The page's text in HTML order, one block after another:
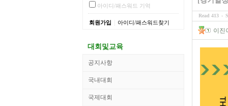
아이디/패스워드 기억
회원가입 아이디/패스워드찾기
대회및교육
공지사항
국내대회
국제대회
Read 413 -
이진